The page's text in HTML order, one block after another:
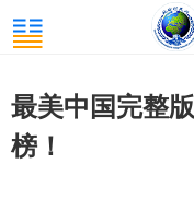
最美中国完整
榜！